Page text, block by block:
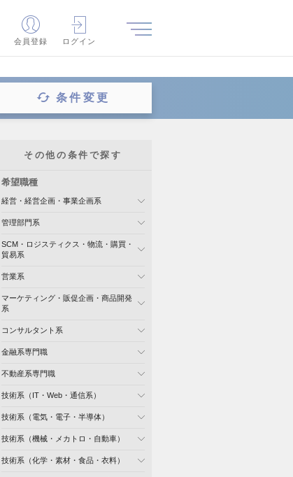
会員登録 ログイン
条件変更
その他の条件で探す
希望職種
経営・経営企画・事業企画系
管理部門系
SCM・ロジスティクス・物流・購買・
貿易系
営業系
マーケティング・販促企画・商品開発
系
コンサルタント系
金融系専門職
不動産系専門職
技術系（IT・Web・通信系）
技術系（電気・電子・半導体）
技術系（機械・メカトロ・自動車）
技術系（化学・素材・食品・衣料）